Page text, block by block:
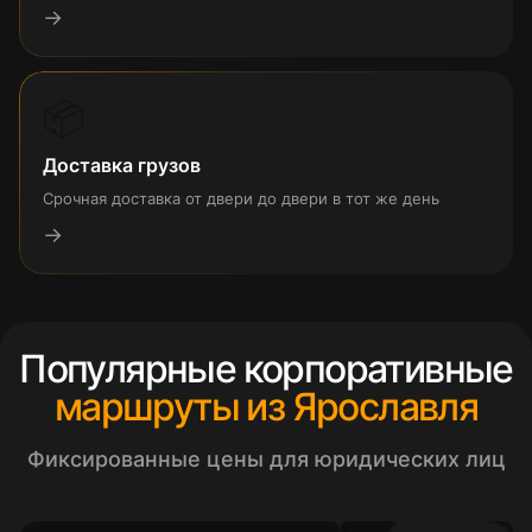
→
Доставка грузов
Срочная доставка от двери до двери в тот же день
→
Популярные корпоративные
маршруты из Ярославля
Фиксированные цены для юридических лиц